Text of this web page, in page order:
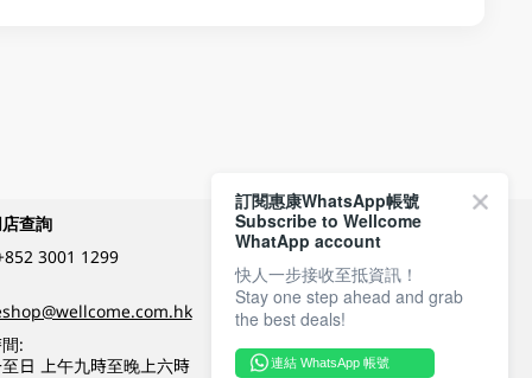
查詢
3001 1299
:
日 上午九時至晚上六時
付款方式
關注我們
訂閱惠康WhatsApp帳號
Subscribe to Wellcome
WhatApp account
快人一步接收至抵資訊！
Stay one step ahead and grab
the best deals!
連結 WhatsApp 帳號